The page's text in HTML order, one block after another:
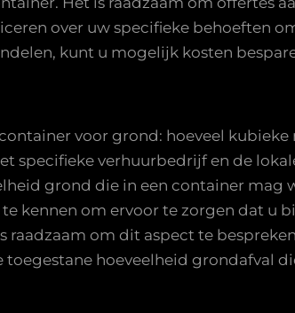
over uw specifieke behoeften
kunt u mogelijk kosten
voor grond: hoeveel
specifieke verhuurbedrijf en de
grond die in een container mag
kennen om ervoor te zorgen dat u
raadzaam om dit aspect te
hoeveelheid grondafval